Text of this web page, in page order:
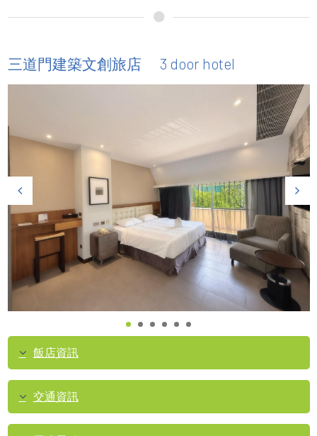
三道門建築文創旅店 3 door hotel
飯店資訊
交通資訊